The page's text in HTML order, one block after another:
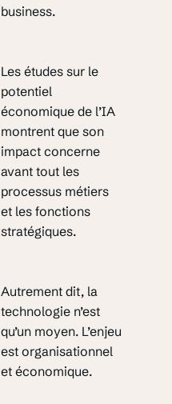
business.
Les études sur le
potentiel
économique de l’IA
montrent que son
impact concerne
avant tout les
processus métiers
et les fonctions
stratégiques.
Autrement dit, la
technologie n’est
qu’un moyen. L’enjeu
est organisationnel
et économique.